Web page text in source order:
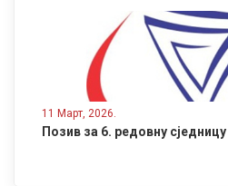
11 Март, 2026.
Позив за 6. редовну